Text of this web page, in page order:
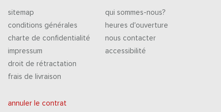
sitemap
conditions générales
charte de confidentialité
impressum
droit de rétractation
frais de livraison
qui sommes-nous?
heures d'ouverture
nous contacter
accessibilité
annuler le contrat